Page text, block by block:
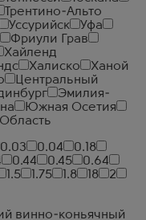
Трентино-Альто
Уссурийск
Уфа
Фриули Грав
Хайленд
Халиско
Ханой
Центральный
Эмилия-
Южная Осетия
0.03 0.04
0.18
0.44 0.45
0.64
1.5 1.75 1.8 18
2
винно-коньячный